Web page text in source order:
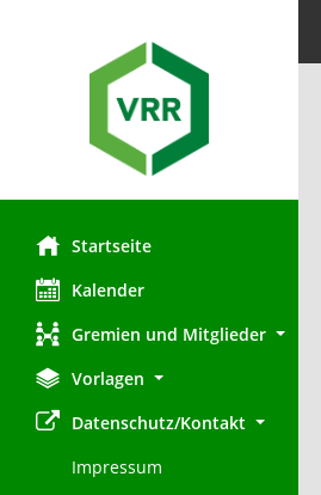
Startseite
Kalender
Gremien und Mitglieder
Vorlagen
Datenschutz/Kontakt
Impressum